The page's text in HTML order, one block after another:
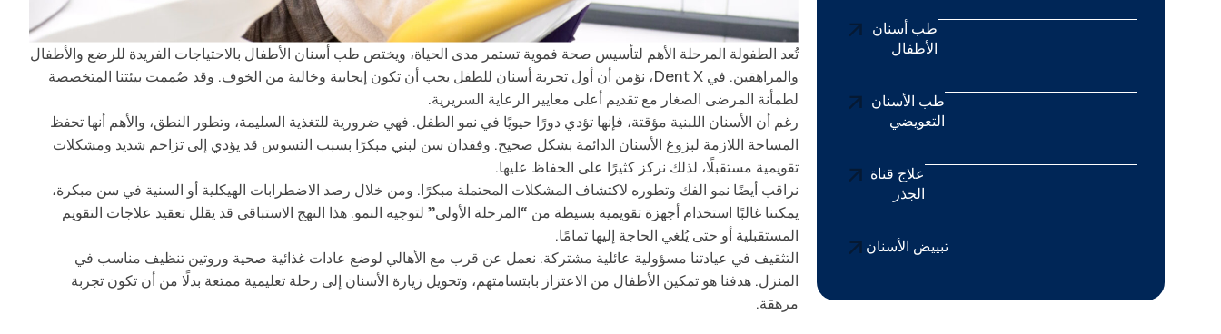
طب أسنان
الأطفال
طب الأسنان
التعويضي
علاج قناة
الجذر
تبييض الأسنان
تُعد الطفولة المرحلة الأهم لتأسيس صحة فموية تستمر مدى الحياة، ويختص طب أسنان الأطفال بالاحتياجات الفريدة للرضع والأطفال
والمراهقين. في Dent X، نؤمن أن أول تجربة أسنان للطفل يجب أن تكون إيجابية وخالية من الخوف. وقد صُممت بيئتنا المتخصصة
لطمأنة المرضى الصغار مع تقديم أعلى معايير الرعاية السريرية.
رغم أن الأسنان اللبنية مؤقتة، فإنها تؤدي دورًا حيويًا في نمو الطفل. فهي ضرورية للتغذية السليمة، وتطور النطق، والأهم أنها تحفظ
المساحة اللازمة لبزوغ الأسنان الدائمة بشكل صحيح. وفقدان سن لبني مبكرًا بسبب التسوس قد يؤدي إلى تزاحم شديد ومشكلات
تقويمية مستقبلًا، لذلك نركز كثيرًا على الحفاظ عليها.
نراقب أيضًا نمو الفك وتطوره لاكتشاف المشكلات المحتملة مبكرًا. ومن خلال رصد الاضطرابات الهيكلية أو السنية في سن مبكرة،
يمكننا غالبًا استخدام أجهزة تقويمية بسيطة من “المرحلة الأولى” لتوجيه النمو. هذا النهج الاستباقي قد يقلل تعقيد علاجات التقويم
المستقبلية أو حتى يُلغي الحاجة إليها تمامًا.
التثقيف في عيادتنا مسؤولية عائلية مشتركة. نعمل عن قرب مع الأهالي لوضع عادات غذائية صحية وروتين تنظيف مناسب في
المنزل. هدفنا هو تمكين الأطفال من الاعتزاز بابتسامتهم، وتحويل زيارة الأسنان إلى رحلة تعليمية ممتعة بدلًا من أن تكون تجربة
مرهقة.